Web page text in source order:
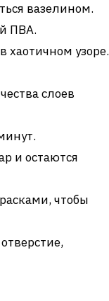
вазелином.
ПВА.
хаотичном узоре.
слоев
и остаются
чтобы